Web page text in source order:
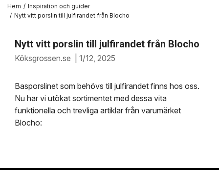
Hem
Inspiration och guider
Nytt vitt porslin till julfirandet från Blocho
Nytt vitt porslin till julfirandet från Blocho
Köksgrossen.se 1/12, 2025
Basporslinet som behövs till julfirandet finns hos oss.
Nu har vi utökat sortimentet med dessa vita
funktionella och trevliga artiklar från varumärket
Blocho: